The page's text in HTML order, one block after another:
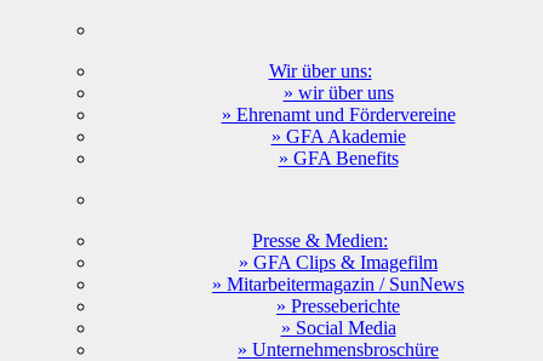
Wir über uns:
» wir über uns
» Ehrenamt und Fördervereine
» GFA Akademie
» GFA Benefits
Presse & Medien:
» GFA Clips & Imagefilm
» Mitarbeitermagazin / SunNews
» Presseberichte
» Social Media
» Unternehmensbroschüre